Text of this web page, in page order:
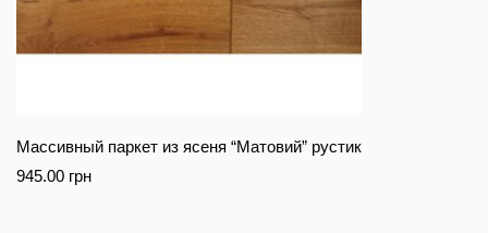
Массивный паркет из ясеня “Матовий” рустик
945.00 грн